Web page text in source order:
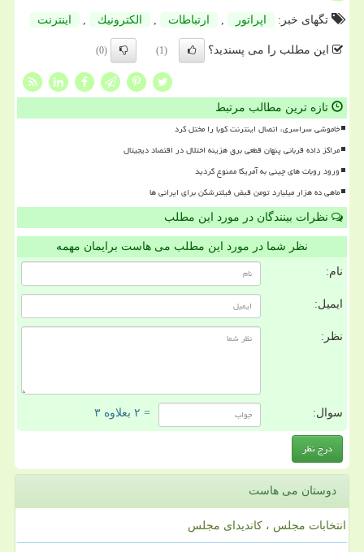
تگهای خبر:
اپراتور , ارتباطات , الكترونیك , اینترنت
این مطلب را می پسندید؟ (1)
(0)
تازه ترین مطالب مرتبط
خاموشی سراسری، اتصال اینترنت کوبا را مختل کرد
مراکز داده قربانی پنهان قطعی برق هزینه اختلال در اقتصاد دیجیتال
ورود روبات های چینی به آمریکا ممنوع گردید
ماهی ده هزار میلیارد تومن قبض فیلترشکن برای ایرانی ها
نظرات بینندگان در مورد این مطلب
نظر شما در مورد این مطلب می هاست برایمان مهمه
نام:
ایمیل:
نظر:
سوال: = ۲ بعلاوه ۳
دوستان می هاست
انتخابات مجلس ، کاندیدای مجلس